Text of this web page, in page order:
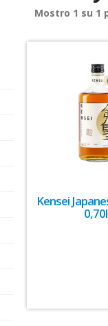
Mostro 1 su 1
Kensei
0,70l